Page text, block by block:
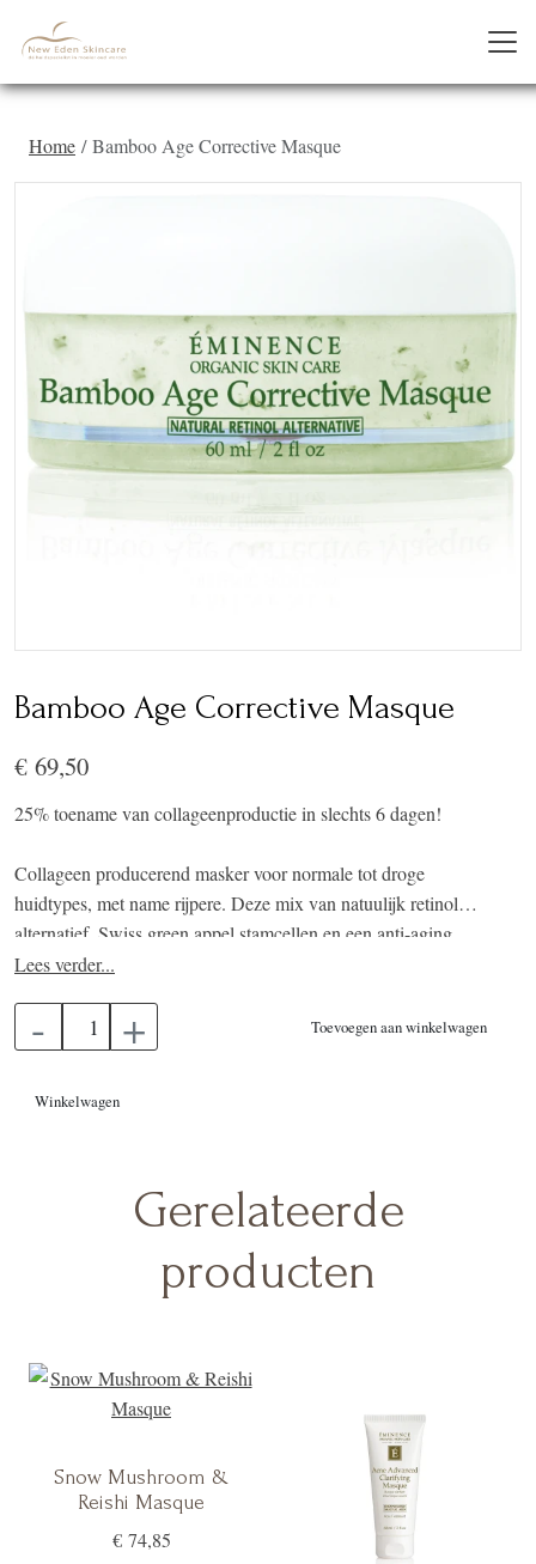
Home Bamboo Age Corrective Masque
Bamboo Age Corrective Masque
€ 69,50
25% toename van collageenproductie in slechts 6 dagen!
Collageen producerend masker voor normale tot droge
huidtypes, met name rijpere. Deze mix van natuulijk retinol
alternatief, Swiss green appel stamcellen en een anti-aging
stamcellen complex bundelt de krachten om de huid te laten
collageen en celverjonging, terwijl het effenen van rimpels van
binnenuit gebeurt. Een krachtige, actieve ultra-hydraterende
ongeëvenaard resultaat.
Lees verder...
- + Toevoegen aan winkelwagen
Winkelwagen
Gerelateerde
producten
Snow Mushroom &
Reishi Masque
€ 74,85